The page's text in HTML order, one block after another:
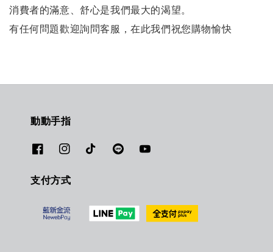
消費者的滿意、舒心是我們最大的渴望。
有任何問題歡迎詢問客服，在此我們祝您購物愉快
動動手指
支付方式